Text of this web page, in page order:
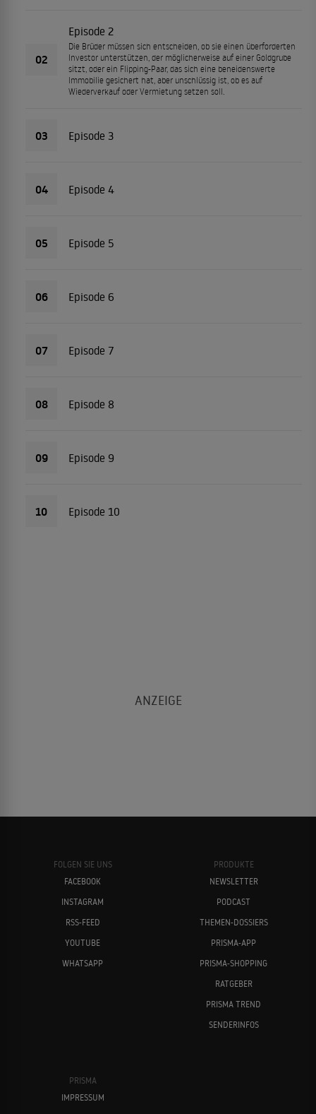
02
Episode 2
Die Brüder müssen sich entscheiden, ob sie einen überforderten
Investor unterstützen, der möglicherweise auf einer Goldgrube
sitzt, oder ein Flipping-Paar, das sich eine beneidenswerte
Immobilie gesichert hat, aber unschlüssig ist, ob es auf
Wiederverkauf oder Vermietung setzen soll.
03 Episode 3
04 Episode 4
05 Episode 5
06 Episode 6
07 Episode 7
08 Episode 8
09 Episode 9
10 Episode 10
FOLGEN SIE UNS
FACEBOOK
INSTAGRAM
RSS-FEED
YOUTUBE
WHATSAPP
PRODUKTE
NEWSLETTER
PODCAST
THEMEN-DOSSIERS
PRISMA-APP
PRISMA-SHOPPING
RATGEBER
PRISMA TREND
SENDERINFOS
PRISMA
IMPRESSUM